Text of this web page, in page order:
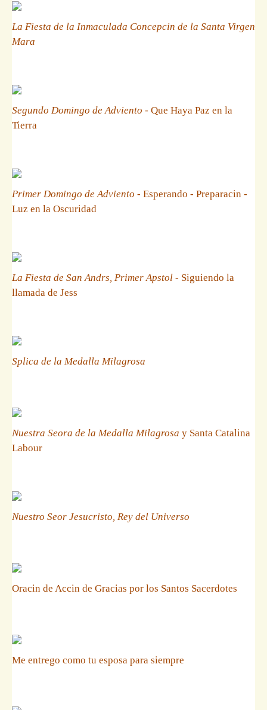
La Fiesta de la Inmaculada Concepcin de la Santa Virgen
Mara
Segundo Domingo de Adviento - Que Haya Paz en la
Tierra
Primer Domingo de Adviento - Esperando - Preparacin -
Luz en la Oscuridad
La Fiesta de San Andrs, Primer Apstol - Siguiendo la
llamada de Jess
Splica de la Medalla Milagrosa
Nuestra Seora de la Medalla Milagrosa y Santa Catalina
Labour
Nuestro Seor Jesucristo, Rey del Universo
Oracin de Accin de Gracias por los Santos Sacerdotes
Me entrego como tu esposa para siempre